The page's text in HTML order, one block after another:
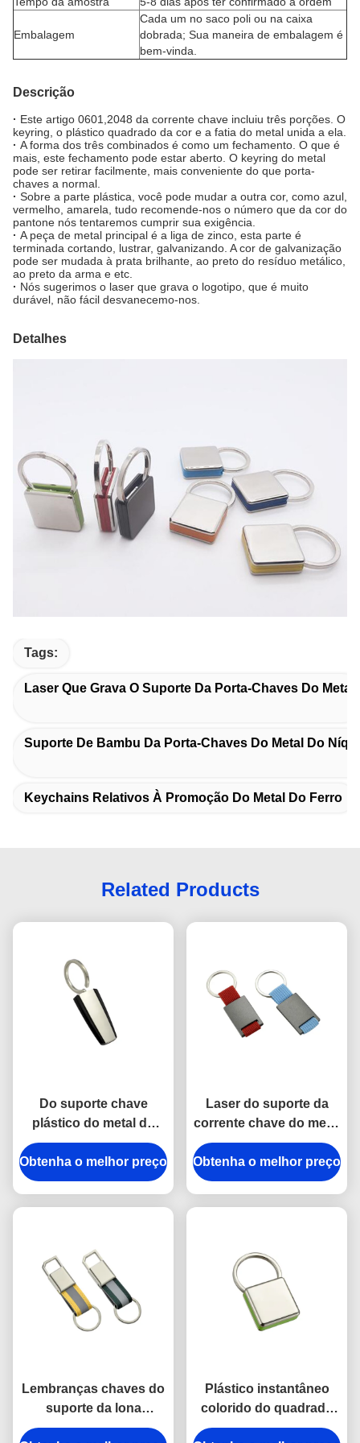
Embalagem
Cada um no saco poli ou na caixa
dobrada; Sua maneira de embalagem é
bem-vinda.
Descrição
· Este artigo 0601,2048 da corrente chave incluiu três porções. O
keyring, o plástico quadrado da cor e a fatia do metal unida a ela.
· A forma dos três combinados é como um fechamento. O que é
mais, este fechamento pode estar aberto. O keyring do metal
pode ser retirar facilmente, mais conveniente do que porta-
chaves a normal.
· Sobre a parte plástica, você pode mudar a outra cor, como azul,
vermelho, amarela, tudo recomende-nos o número que da cor do
pantone nós tentaremos cumprir sua exigência.
· A peça de metal principal é a liga de zinco, esta parte é
terminada cortando, lustrar, galvanizando. A cor de galvanização
pode ser mudada à prata brilhante, ao preto do resíduo metálico,
ao preto da arma e etc.
· Nós sugerimos o laser que grava o logotipo, que é muito
durável, não fácil desvanecemo-nos.
Detalhes
Tags:
Laser Que Grava O Suporte Da Porta-Chaves Do Metal
Suporte De Bambu Da Porta-Chaves Do Metal Do
Keychains Relativos À Promoção Do Metal Do Ferro
Related Products
Do suporte chave
plástico do metal do
ABS do trapézio
galvanização de prata
de Keychains
Obtenha o melhor preço
Laser do suporte da
corrente chave do metal
do retângulo que grava
o presente da
lembrança da lona
Obtenha o melhor preço
Lembranças chaves do
suporte da lona
brilhante da espessura
Plástico instantâneo
colorido do quadrado
da corrente chave do